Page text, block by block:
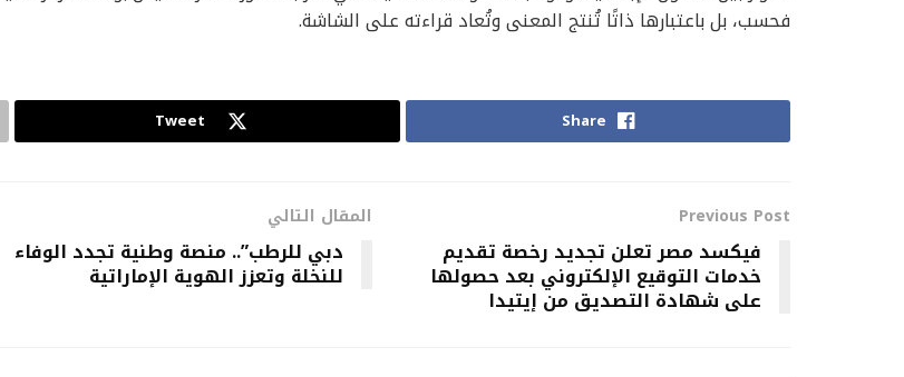
فحسب، بل باعتبارها ذاتًا تُنتج المعنى وتُعاد قراءته على الشاشة.
Share
Tweet
Previous Post
فيكسد مصر تعلن تجديد رخصة تقديم
خدمات التوقيع الإلكتروني بعد حصولها
على شهادة التصديق من إيتيدا
المقال التالي
دبي للرطب”.. منصة وطنية تجدد الوفاء
للنخلة وتعزز الهوية الإماراتية